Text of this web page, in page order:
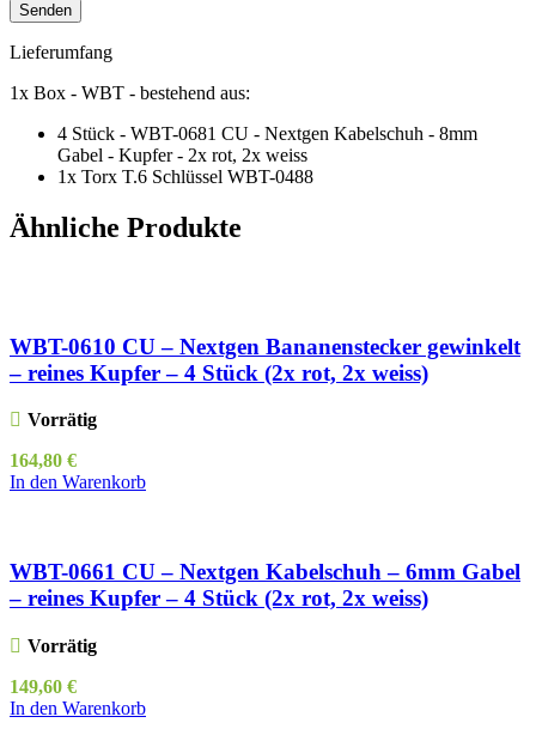
Lieferumfang
1x Box - WBT - bestehend aus:
4 Stück - WBT-0681 CU - Nextgen Kabelschuh - 8mm
Gabel - Kupfer - 2x rot, 2x weiss
1x Torx T.6 Schlüssel WBT-0488
Ähnliche Produkte
WBT-0610 CU – Nextgen Bananenstecker gewinkelt
– reines Kupfer – 4 Stück (2x rot, 2x weiss)
Vorrätig
164,80 €
In den Warenkorb
WBT-0661 CU – Nextgen Kabelschuh – 6mm Gabel
– reines Kupfer – 4 Stück (2x rot, 2x weiss)
Vorrätig
149,60 €
In den Warenkorb